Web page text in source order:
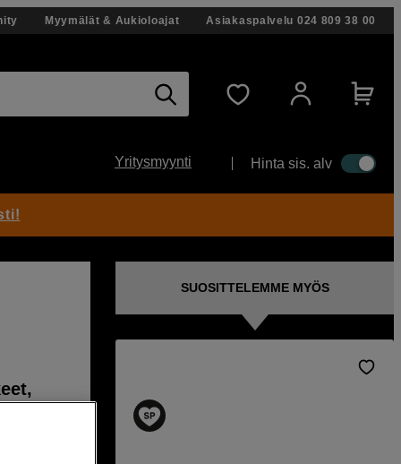
Myymälät & Aukioloajat Asiakaspalvelu 024 809 38 00
Yritysmyynti Hinta sis. alv
SUOSITTELEMME MYÖS